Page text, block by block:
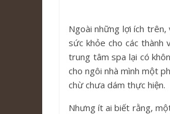
Ngoài những lợi ích
sức khỏe cho các thành
trung tâm spa lại có
cho ngôi nhà mình một
chừ chưa dám thực hiện.
Nhưng ít ai biết rằng,